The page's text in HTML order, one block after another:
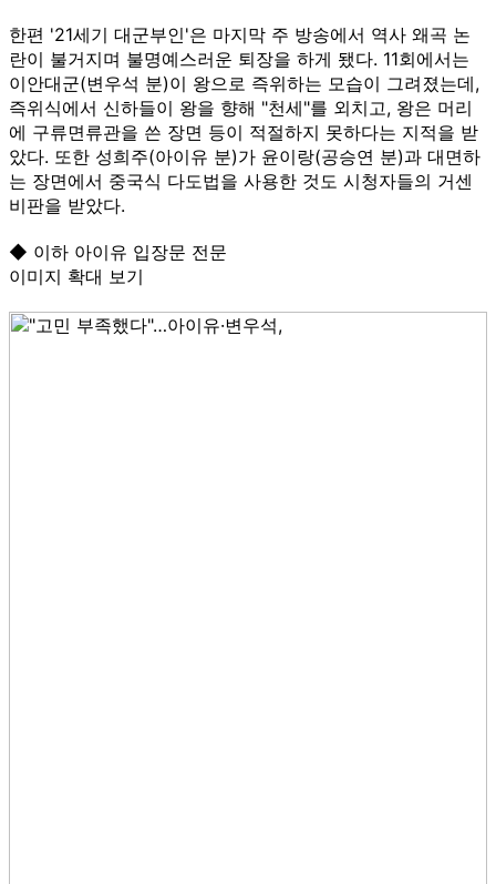
한편 '21세기 대군부인'은 마지막 주 방송에서 역사 왜곡 논
란이 불거지며 불명예스러운 퇴장을 하게 됐다. 11회에서는
이안대군(변우석 분)이 왕으로 즉위하는 모습이 그려졌는데,
즉위식에서 신하들이 왕을 향해 "천세"를 외치고, 왕은 머리
에 구류면류관을 쓴 장면 등이 적절하지 못하다는 지적을 받
았다. 또한 성희주(아이유 분)가 윤이랑(공승연 분)과 대면하
는 장면에서 중국식 다도법을 사용한 것도 시청자들의 거센
비판을 받았다.
◆ 이하 아이유 입장문 전문
이미지 확대 보기